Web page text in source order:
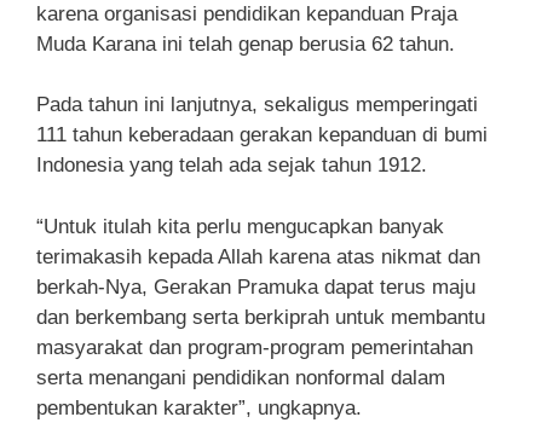
karena organisasi pendidikan kepanduan Praja
Muda Karana ini telah genap berusia 62 tahun.
Pada tahun ini lanjutnya, sekaligus memperingati
111 tahun keberadaan gerakan kepanduan di bumi
Indonesia yang telah ada sejak tahun 1912.
“Untuk itulah kita perlu mengucapkan banyak
terimakasih kepada Allah karena atas nikmat dan
berkah-Nya, Gerakan Pramuka dapat terus maju
dan berkembang serta berkiprah untuk membantu
masyarakat dan program-program pemerintahan
serta menangani pendidikan nonformal dalam
pembentukan karakter”, ungkapnya.